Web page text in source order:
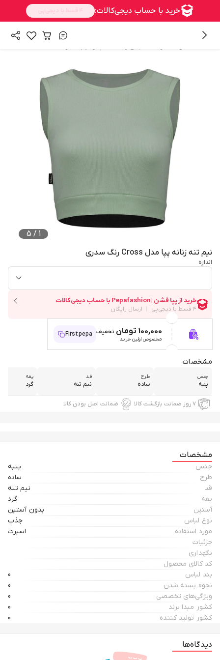
1
/
5
نیم تنه زنانه پپا مدل Cross رنگ سدری
اندازه
100,000 تومان تخفیف
مخصوص اولین خرید
Firstpepa
مشخصات
جنس
پنبه
طرح
ساده
قد
نیم تنه
یقه
گرد
۷ روز ضمانت بازگشت کالا ضمانت اصل بودن کالا
مشخصات
جنس
پنبه
طرح
ساده
قد
نیم تنه
یقه
گرد
آستین
بدون آستین
نوع لباس
جذب
مورد استفاده
اسپرت
جزئیات
نگهداری
کد کالای محصول
بند لباس
0
نحوه بسته شدن
0
ویژگی‌های تخصصی
0
کشور مبدا برند
0
کشور تولید کننده
0
دیدگاه‌ها